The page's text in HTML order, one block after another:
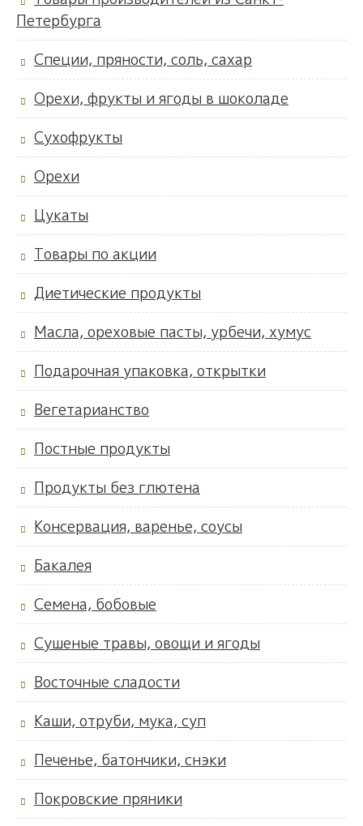
Петербурга
Специи, пряности, соль, сахар
Орехи, фрукты и ягоды в шоколаде
Сухофрукты
Орехи
Цукаты
Товары по акции
Диетические продукты
Масла, ореховые пасты, урбечи, хумус
Подарочная упаковка, открытки
Вегетарианство
Постные продукты
Продукты без глютена
Консервация, варенье, соусы
Бакалея
Семена, бобовые
Сушеные травы, овощи и ягоды
Восточные сладости
Каши, отруби, мука, суп
Печенье, батончики, снэки
Покровские пряники